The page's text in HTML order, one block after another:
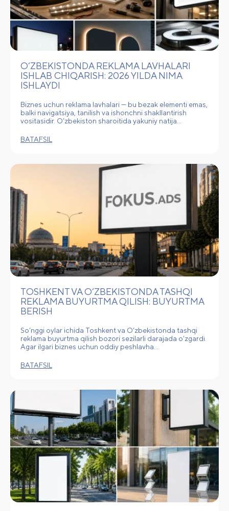
O‘ZBEKISTONDA REKLAMA LAVHALARI
ISHLAB CHIQARISH: 2026 YILDA NIMA
ISHLAYDI
Biznes uchun reklama lavhalari — bu bezak elementi emas,
balki navigatsiya, tanilish va ishonchni shakllantirish
vositasidir. O‘zbekiston sharoitida yakuniy natija…
BATAFSIL
TOSHKENT VA O‘ZBEKISTONDA TASHQI
REKLAMA BUYURTMA QILISH: BUYURTMA
BERISH
So‘nggi oylar ichida Toshkent va O‘zbekistonda tashqi
reklama buyurtma qilish bozori sezilarli darajada o‘zgardi.
Agar ilgari biznes uchun oddiy peshlavha…
BATAFSIL